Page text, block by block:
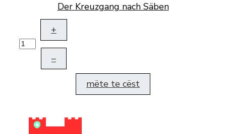
Der Kreuzgang nach Säben
+
–
mëte te cëst